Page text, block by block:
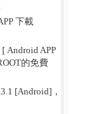
下載
Android APP
的免費
[Android]，